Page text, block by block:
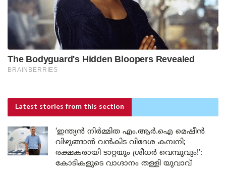
Latest stories from this section
‘ഇന്ത്യൻ നിർമ്മിത എം.ആർ.ഐ മെഷീൻ
വിഴുങ്ങാൻ വൻകിട വിദേശ കമ്പനി;
രക്ഷകരായി ടാറ്റയും ശ്രീധർ വെമ്പുവും!’:
കോടികളുടെ വാഗ്ദാനം തള്ളി യുവാവ്